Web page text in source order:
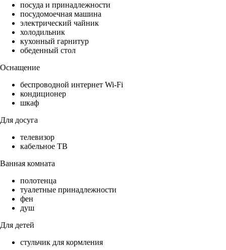
посуда и принадлежности
посудомоечная машина
электрический чайник
холодильник
кухонный гарнитур
обеденный стол
Оснащение
беспроводной интернет Wi-Fi
кондиционер
шкаф
Для досуга
телевизор
кабельное ТВ
Ванная комната
полотенца
туалетные принадлежности
фен
душ
Для детей
стульчик для кормления